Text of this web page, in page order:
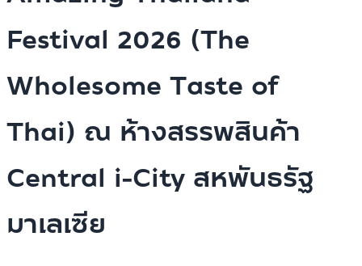
Festival 2026 (The
Wholesome Taste of
Thai) ณ ห้างสรรพสินค้า
Central i-City สหพันธรัฐ
มาเลเซีย